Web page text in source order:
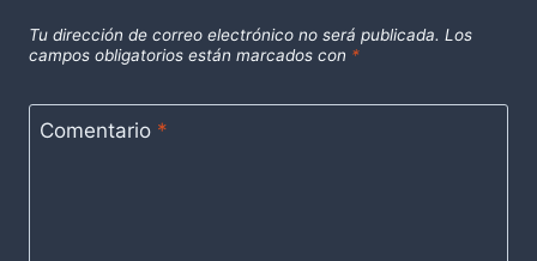
Tu dirección de correo electrónico no será publicada. Los
campos obligatorios están marcados con *
Comentario *